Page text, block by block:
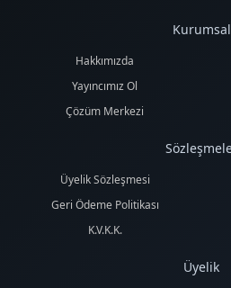
Kurumsal
Hakkımızda
Yayıncımız Ol
Çözüm Merkezi
Üyelik Sözleşmesi
Geri Ödeme Politikası
K.V.K.K.
Üyelik